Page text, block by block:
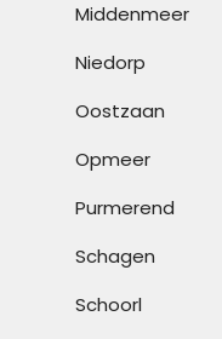
Middenmeer
Niedorp
Oostzaan
Opmeer
Purmerend
Schagen
Schoorl